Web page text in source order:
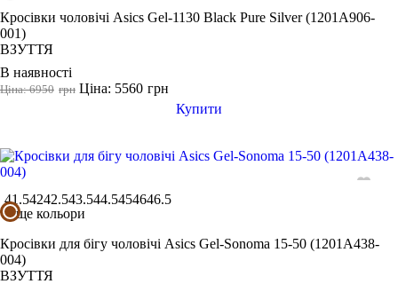
Кросівки чоловічі Asics Gel-1130 Black Pure Silver (1201A906-
001)
ВЗУТТЯ
В наявності
грн
Ціна: 6950 грн
Ціна: 5560
Купити
41.54242.543.544.5454646.5
ще кольори
Кросівки для бігу чоловічі Asics Gel-Sonoma 15-50 (1201A438-
004)
ВЗУТТЯ